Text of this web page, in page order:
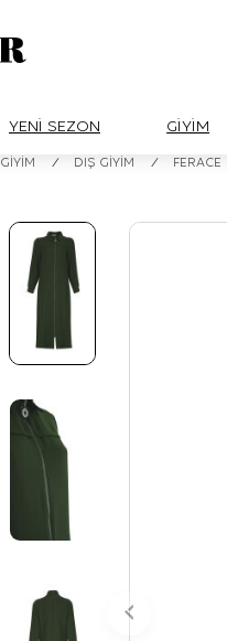
YENİ SEZON GİYİM
GİYİM / DIŞ GİYİM / FERACE